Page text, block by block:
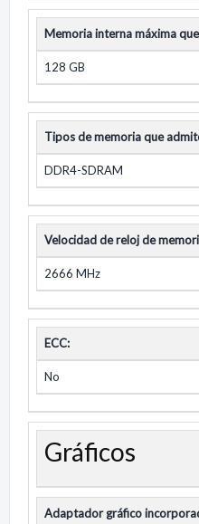
Memoria interna máxima
128 GB
Tipos de memoria que
DDR4-SDRAM
Velocidad de reloj de
2666 MHz
ECC:
No
Gráficos
Adaptador gráfico